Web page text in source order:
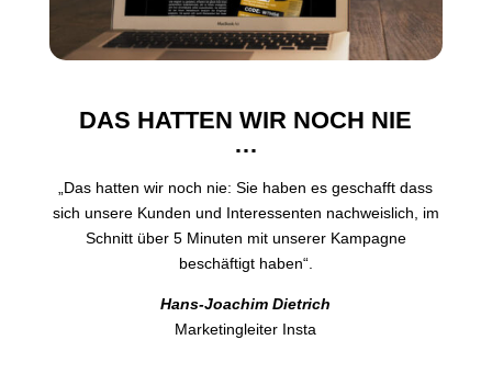
DAS HATTEN WIR NOCH NIE
…
„Das hatten wir noch nie: Sie haben es geschafft dass
sich unsere Kunden und Interessenten nachweislich, im
Schnitt über 5 Minuten mit unserer Kampagne
beschäftigt haben“.
Hans-Joachim Dietrich
Marketingleiter Insta